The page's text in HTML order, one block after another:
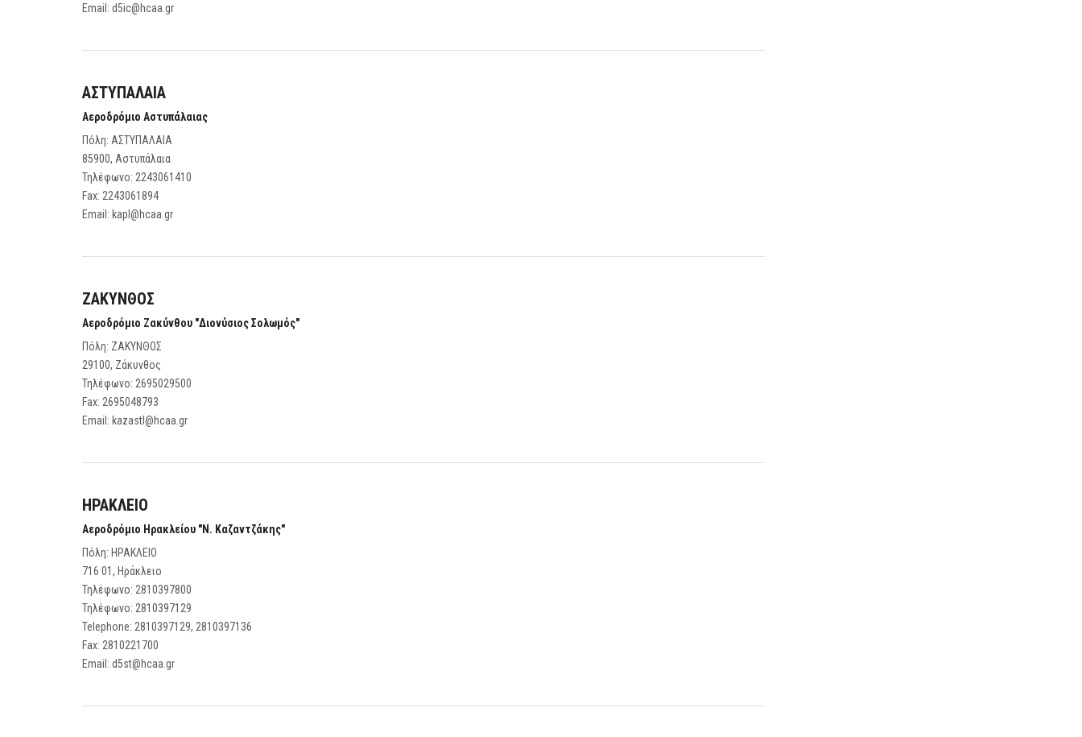
Email: d5ic@hcaa.gr
ΑΣΤΥΠΑΛΑΙΑ
Αεροδρόμιο Αστυπάλαιας
Πόλη: ΑΣΤΥΠΑΛΑΙΑ
85900, Αστυπάλαια
Τηλέφωνο: 2243061410
Fax: 2243061894
Email: kapl@hcaa.gr
ΖΑΚΥΝΘΟΣ
Αεροδρόμιο Ζακύνθου "Διονύσιος Σολωμός"
Πόλη: ΖΑΚΥΝΘΟΣ
29100, Ζάκυνθος
Τηλέφωνο: 2695029500
Fax: 2695048793
Email: kazastl@hcaa.gr
ΗΡΑΚΛΕΙΟ
Αεροδρόμιο Ηρακλείου "Ν. Καζαντζάκης"
Πόλη: ΗΡΑΚΛΕΙΟ
716 01, Ηράκλειο
Τηλέφωνο: 2810397800
Τηλέφωνο: 2810397129
Telephone: 2810397129, 2810397136
Fax: 2810221700
Email: d5st@hcaa.gr